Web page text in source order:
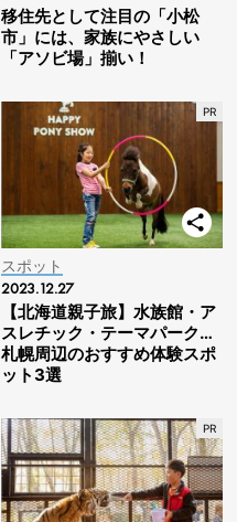
移住先として注目の「小松
市」には、家族にやさしい
「アソビ場」揃い！
スポット
2023.12.27
【北海道親子旅】水族館・ア
スレチック・テーマパーク…
札幌周辺のおすすめ体験スポ
ット3選